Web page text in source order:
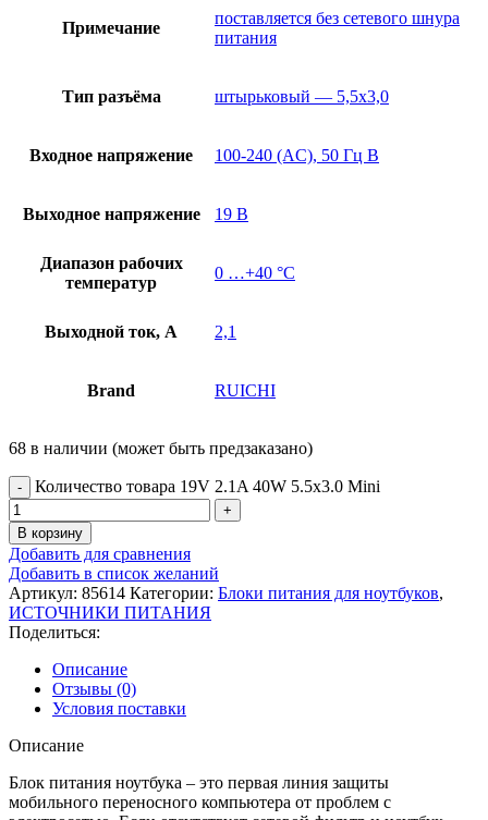
Примечание
поставляется без сетевого шнура
питания
Тип разъёма штырьковый — 5,5х3,0
Входное напряжение 100-240 (AC), 50 Гц В
Выходное напряжение 19 В
Диапазон рабочих
температур
0 …+40 °С
Выходной ток, А 2,1
Brand RUICHI
68 в наличии (может быть предзаказано)
Количество товара 19V 2.1A 40W 5.5x3.0 Mini
В корзину
Добавить для сравнения
Добавить в список желаний
Артикул: 85614 Категории: Блоки питания для ноутбуков,
ИСТОЧНИКИ ПИТАНИЯ
Поделиться:
Описание
Отзывы (0)
Условия поставки
Описание
Блок питания ноутбука – это первая линия защиты
мобильного переносного компьютера от проблем с